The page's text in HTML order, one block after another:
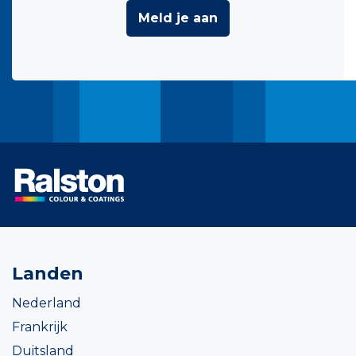
Meld je aan
Landen
Nederland
Frankrijk
Duitsland